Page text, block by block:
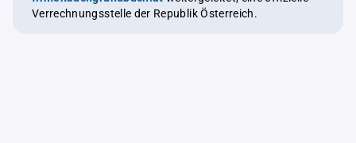
Verrechnungsstelle der Republik Österreich.